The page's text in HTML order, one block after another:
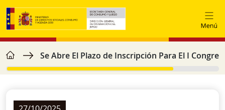
Vés al contingut
Fil d'ariadna
home Se Abre El Plazo de Inscripción Para El I